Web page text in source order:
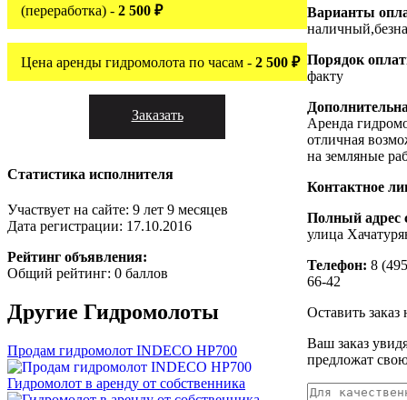
(переработка) - 2 500 ₽
Цена аренды гидромолота по часам - 2 500 ₽
Заказать
Статистика исполнителя
Участвует на сайте: 9 лет 9 месяцев
Дата регистрации: 17.10.2016
Рейтинг объявления:
Общий рейтинг: 0 баллов
Другие Гидромолоты
Продам гидромолот INDECO HP700
Гидромолот в аренду от собственника
Варианты
Порядок
факту
Аренда
отличная
на земляные
Контактное
Полный адрес
улица
Телефон: 8
66-42
Оставить
Ваш заказ
предложат